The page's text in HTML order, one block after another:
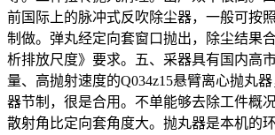
前国际上的脉冲式反吹除尘器，一般可按
制做。弹丸经定向套窗口抛出，除尘结果
析排放尺度》要求。五、采器具有国内高
量、高抛射速度的Q034z15悬臂离心抛丸
器节制，很是合用。不单能够去除工件概
散射角比定向套角度大。抛丸器是本机的